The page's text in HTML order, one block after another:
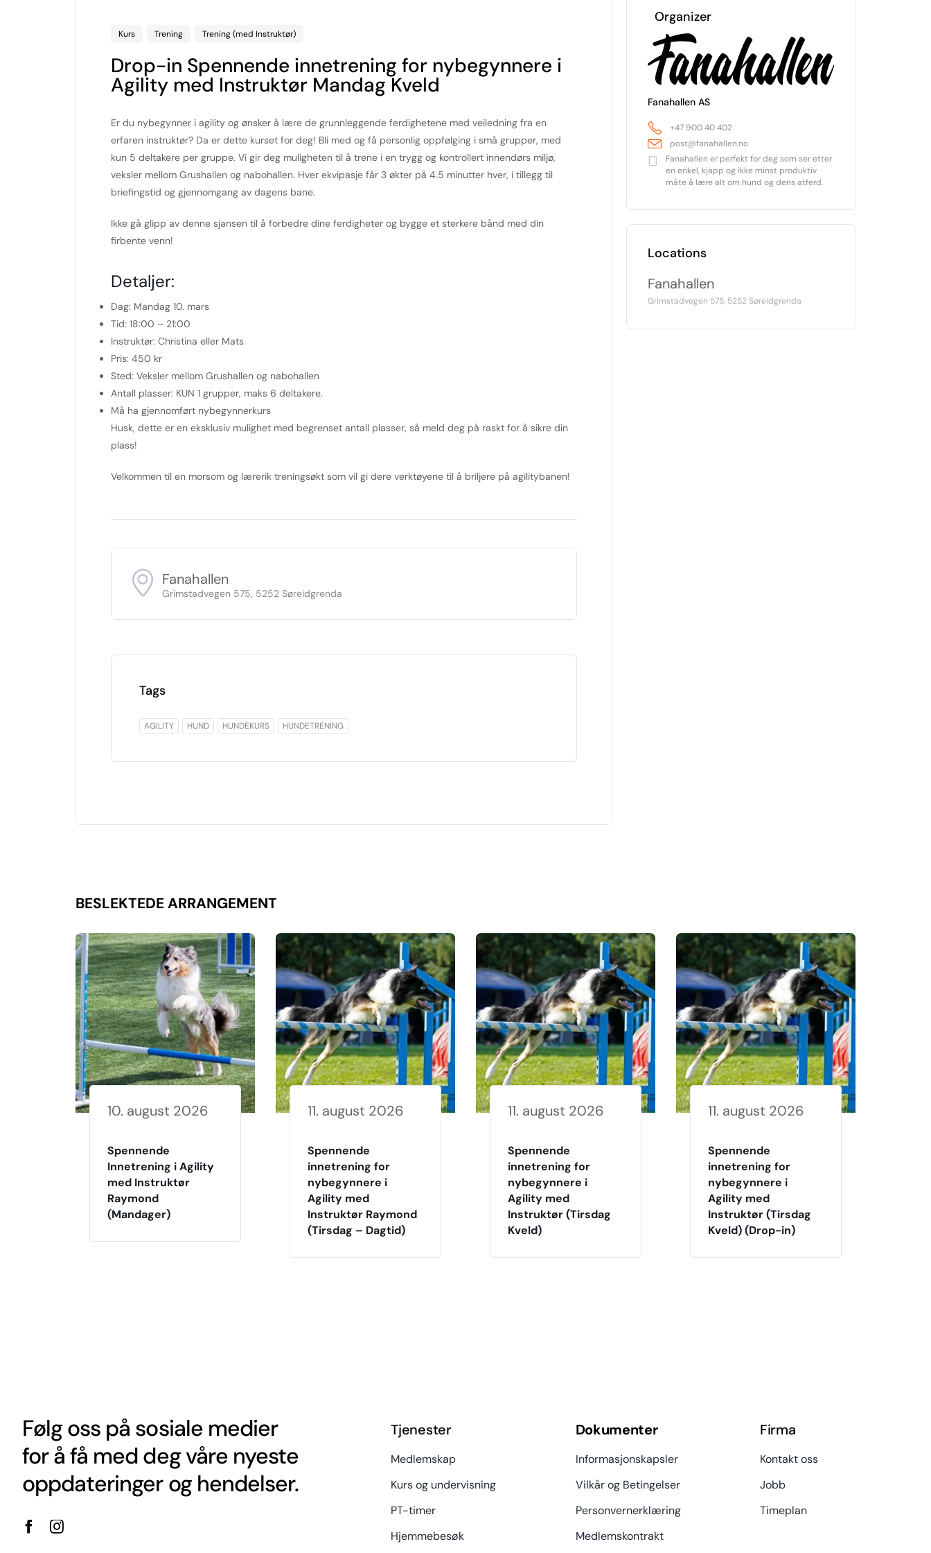
Kurs Trening Trening (med Instruktør)
Drop-in Spennende innetrening for nybegynnere i
Agility med Instruktør Mandag Kveld
Er du nybegynner i agility og ønsker å lære de grunnleggende ferdighetene med veiledning fra en
erfaren instruktør? Da er dette kurset for deg! Bli med og få personlig oppfølging i små grupper, med
kun 5 deltakere per gruppe. Vi gir deg muligheten til å trene i en trygg og kontrollert innendørs miljø,
veksler mellom Grushallen og nabohallen. Hver ekvipasje får 3 økter på 4.5 minutter hver, i tillegg til
briefingstid og gjennomgang av dagens bane.
Ikke gå glipp av denne sjansen til å forbedre dine ferdigheter og bygge et sterkere bånd med din
firbente venn!
Detaljer:
Dag: Mandag 10. mars
Tid: 18:00 – 21:00
Instruktør: Christina eller Mats
Pris: 450 kr
Sted: Veksler mellom Grushallen og nabohallen
Antall plasser: KUN 1 grupper, maks 6 deltakere.
Må ha gjennomført nybegynnerkurs
Husk, dette er en eksklusiv mulighet med begrenset antall plasser, så meld deg på raskt for å sikre din
plass!
Velkommen til en morsom og lærerik treningsøkt som vil gi dere verktøyene til å briljere på agilitybanen!
Fanahallen
Grimstadvegen 575, 5252 Søreidgrenda
Tags
AGILITY HUND HUNDEKURS HUNDETRENING
Organizer
Fanahallen AS
+47 900 40 402
post@fanahallen.no
Fanahallen er perfekt for deg som ser etter
en enkel, kjapp og ikke minst produktiv
måte å lære alt om hund og dens atferd.
Locations
Fanahallen
Grimstadvegen 575, 5252 Søreidgrenda
BESLEKTEDE ARRANGEMENT
10. august 2026
Spennende
Innetrening i Agility
med Instruktør
Raymond
(Mandager)
11. august 2026
Spennende
innetrening for
nybegynnere i
Agility med
Instruktør Raymond
(Tirsdag – Dagtid)
11. august 2026
Spennende
innetrening for
nybegynnere i
Agility med
Instruktør (Tirsdag
Kveld)
11. august 2026
Spennende
innetrening for
nybegynnere i
Agility med
Instruktør (Tirsdag
Kveld) (Drop-in)
Følg oss på sosiale medier
for å få med deg våre nyeste
oppdateringer og hendelser.
Tjenester
Medlemskap
Kurs og undervisning
PT-timer
Hjemmebesøk
Dokumenter
Informasjonskapsler
Vilkår og Betingelser
Personvernerklæring
Medlemskontrakt
Firma
Kontakt oss
Jobb
Timeplan